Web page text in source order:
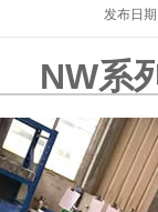
发布日
NW系